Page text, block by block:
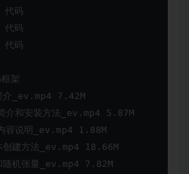
码
码
码
架
_ev.mp4 7.42M
和安装方法_ev.mp4 5.87M
说明_ev.mp4 1.88M
建方法_ev.mp4 18.66M
机张量_ev.mp4 7.82M